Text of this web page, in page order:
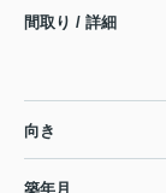
間取り / 詳細
向き
築年月